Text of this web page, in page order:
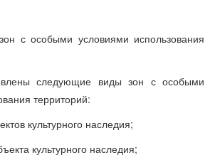
с особыми условиями использования
следующие виды зон с особыми
территорий:
культурного наследия;
культурного наследия;